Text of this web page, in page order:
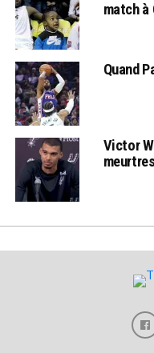
match à
Quand
Victor